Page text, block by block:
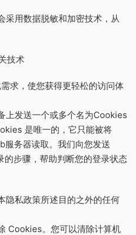
采用数据脱敏和加密技术，从
技术
求，使您获得更轻松的访问体
上发送一个或多个名为Cookies
是唯一的，它只能被将
务器读取。我们向您发送
步骤，帮助判断您的登录状态
隐私政策所述目的之外的任何
Cookies。您可以清除计算机